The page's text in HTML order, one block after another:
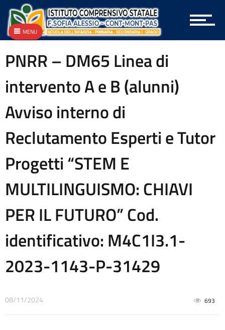
Archivio Circolari A.T.A.
Archivio Circolari Docenti
Archivio Circolari Genitori
Archivio P.T.O.F.
Archivio vecchie Graduatorie
Archivio vecchio PON
Area docenti
Aree Tematiche
Articolazione degli uffici
Attestazioni OIV o di struttura analoga
Atti generali
Bandi di gara e contratti
Burocrazia zero
Codice disciplinare
Contatti
Contrattazione integrativa
Corsi
D.S.G.A.
Dirigenza
PNRR – DM65 Linea di
intervento A e B (alunni)
Avviso interno di
Reclutamento Esperti e Tutor
Progetti “STEM E
MULTILINGUISMO: CHIAVI
PER IL FUTURO” Cod.
identificativo: M4C1I3.1-
2023-1143-P-31429
08/11/2024 693
MENU